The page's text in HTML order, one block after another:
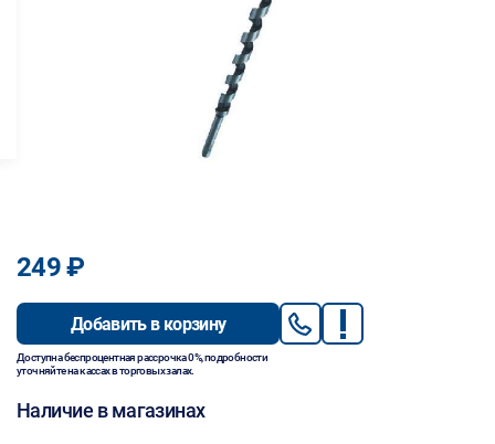
249 ₽
Добавить в корзину
Доступна беспроцентная рассрочка 0%, подробности
уточняйте на кассах в торговых залах.
Наличие в магазинах